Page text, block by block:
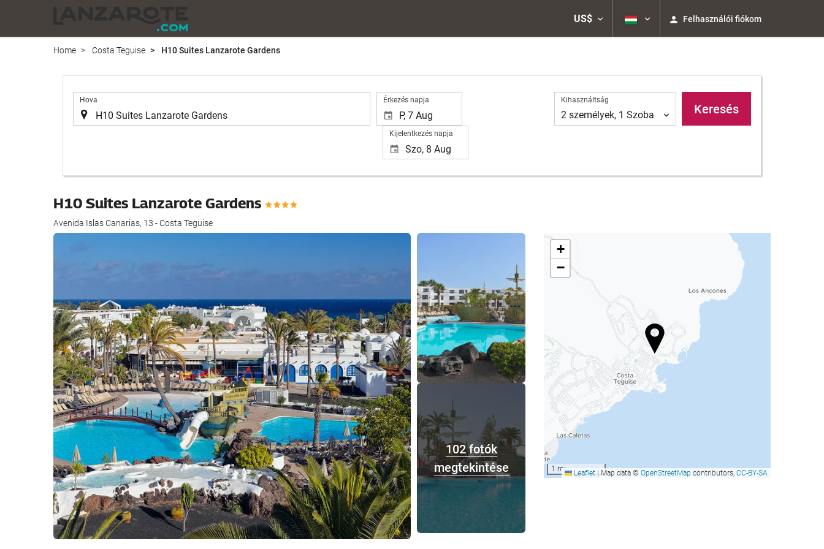
US$ Felhasználói fiókom
Home Costa Teguise H10 Suites Lanzarote Gardens
Hova Érkezés napja
Kijelentkezés napja
Kihasználtság
Kihasználtság
2 személyek, 1 Szoba Keresés
H10 Suites Lanzarote Gardens
Avenida Islas Canarias, 13 - Costa Teguise
102 fotók
megtekintése
+
−
1 mi Leaflet |Map data © OpenStreetMap contributors, CC-BY-SA